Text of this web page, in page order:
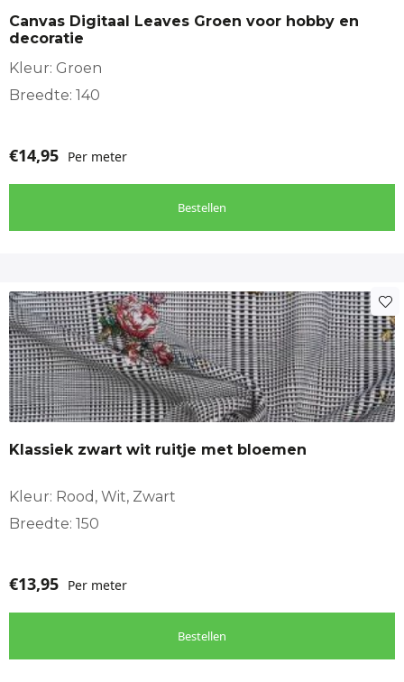
Canvas Digitaal Leaves Groen voor hobby en
decoratie
Kleur: Groen
Breedte: 140
€14,95 Per meter
Bestellen
Klassiek zwart wit ruitje met bloemen
Kleur: Rood, Wit, Zwart
Breedte: 150
€13,95 Per meter
Bestellen